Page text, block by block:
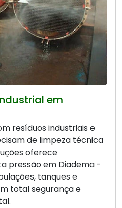
em
resíduos industriais e
de limpeza técnica
oferece
pressão em Diadema -
tanques e
total segurança e